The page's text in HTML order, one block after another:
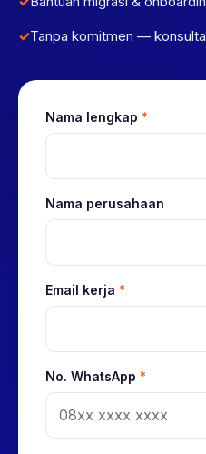
Tanpa komitmen —
Nama lengkap *
Nama perusahaan
Email kerja *
No. WhatsApp *